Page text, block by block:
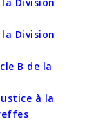
la Division
B de la
à la